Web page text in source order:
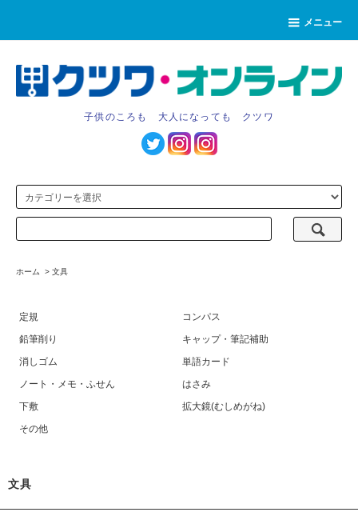
メニュー
子供のころも 大人になっても クツワ
ホーム > 文具
定規
コンパス
鉛筆削り
キャップ・筆記補助
消しゴム
単語カード
ノート・メモ・ふせん
はさみ
下敷
拡大鏡(むしめがね)
その他
文具